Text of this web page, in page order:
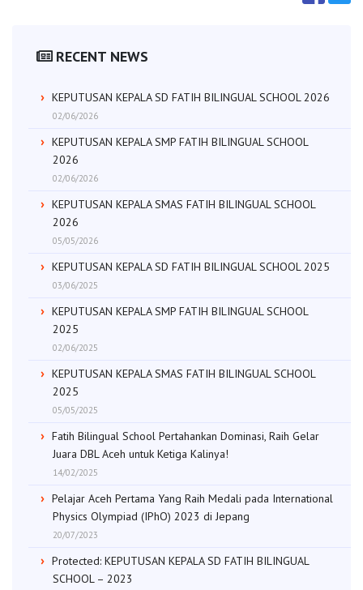
RECENT NEWS
KEPUTUSAN KEPALA SD FATIH BILINGUAL SCHOOL 2026
02/06/2026
KEPUTUSAN KEPALA SMP FATIH BILINGUAL SCHOOL
2026
02/06/2026
KEPUTUSAN KEPALA SMAS FATIH BILINGUAL SCHOOL
2026
05/05/2026
KEPUTUSAN KEPALA SD FATIH BILINGUAL SCHOOL 2025
03/06/2025
KEPUTUSAN KEPALA SMP FATIH BILINGUAL SCHOOL
2025
02/06/2025
KEPUTUSAN KEPALA SMAS FATIH BILINGUAL SCHOOL
2025
05/05/2025
Fatih Bilingual School Pertahankan Dominasi, Raih Gelar
Juara DBL Aceh untuk Ketiga Kalinya!
14/02/2025
Pelajar Aceh Pertama Yang Raih Medali pada International
Physics Olympiad (IPhO) 2023 di Jepang
20/07/2023
Protected: KEPUTUSAN KEPALA SD FATIH BILINGUAL
SCHOOL – 2023